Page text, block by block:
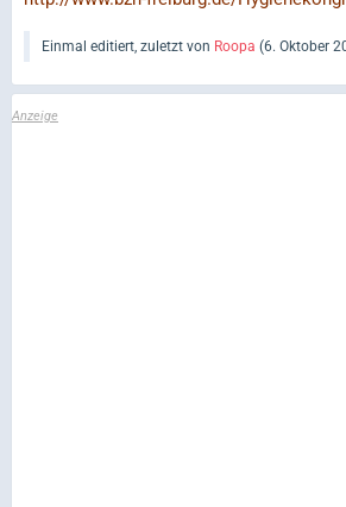
Einmal editiert, zuletzt von Roopa (6. Oktober